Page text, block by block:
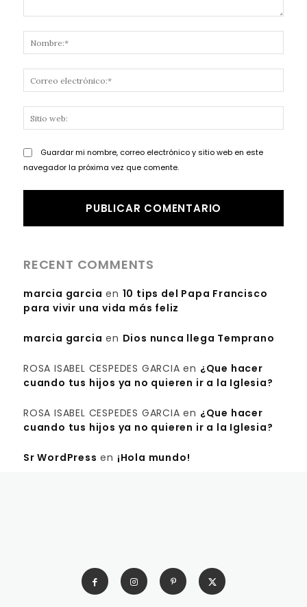
web:
Guardar mi nombre, correo electrónico y sitio web en este
navegador la próxima vez que comente.
RECENT COMMENTS
marcia garcia en 10 tips del Papa Francisco
para vivir una vida más feliz
marcia garcia en Dios nunca llega Temprano
ROSA ISABEL CESPEDES GARCIA en ¿Que hacer
cuando tus hijos ya no quieren ir a la Iglesia?
ROSA ISABEL CESPEDES GARCIA en ¿Que hacer
cuando tus hijos ya no quieren ir a la Iglesia?
Sr WordPress en ¡Hola mundo!